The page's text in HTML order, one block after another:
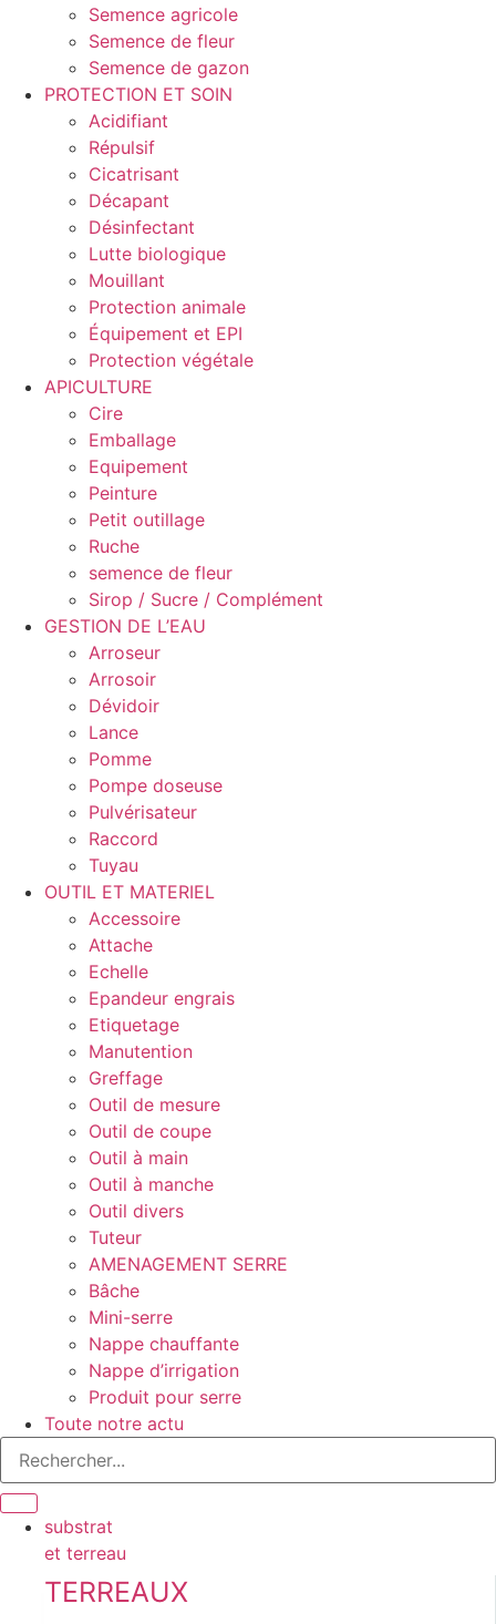
Semence agricole
Semence de fleur
Semence de gazon
PROTECTION ET SOIN
Acidifiant
Répulsif
Cicatrisant
Décapant
Désinfectant
Lutte biologique
Mouillant
Protection animale
Équipement et EPI
Protection végétale
APICULTURE
Cire
Emballage
Equipement
Peinture
Petit outillage
Ruche
semence de fleur
Sirop / Sucre / Complément
GESTION DE L’EAU
Arroseur
Arrosoir
Dévidoir
Lance
Pomme
Pompe doseuse
Pulvérisateur
Raccord
Tuyau
OUTIL ET MATERIEL
Accessoire
Attache
Echelle
Epandeur engrais
Etiquetage
Manutention
Greffage
Outil de mesure
Outil de coupe
Outil à main
Outil à manche
Outil divers
Tuteur
AMENAGEMENT SERRE
Bâche
Mini-serre
Nappe chauffante
Nappe d’irrigation
Produit pour serre
Toute notre actu
substrat
et terreau
TERREAUX